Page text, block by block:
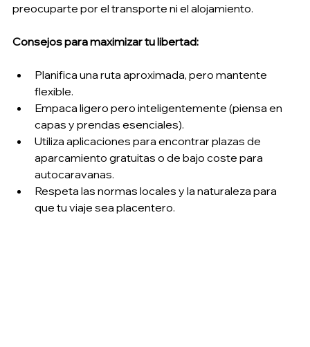
preocuparte por el transporte ni el alojamiento.
Consejos para maximizar tu libertad:
Planifica una ruta aproximada, pero mantente
flexible.
Empaca ligero pero inteligentemente (piensa en
capas y prendas esenciales).
Utiliza aplicaciones para encontrar plazas de
aparcamiento gratuitas o de bajo coste para
autocaravanas.
Respeta las normas locales y la naturaleza para
que tu viaje sea placentero.